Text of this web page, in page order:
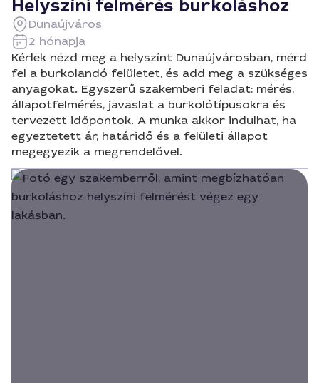
Helyszíni felmérés burkoláshoz
Dunaújváros
2 hónapja
Kérlek nézd meg a helyszínt Dunaújvárosban, mérd
fel a burkolandó felületet, és add meg a szükséges
anyagokat. Egyszerű szakemberi feladat: mérés,
állapotfelmérés, javaslat a burkolótípusokra és
tervezett időpontok. A munka akkor indulhat, ha
egyeztetett ár, határidő és a felületi állapot
megegyezik a megrendelővel.